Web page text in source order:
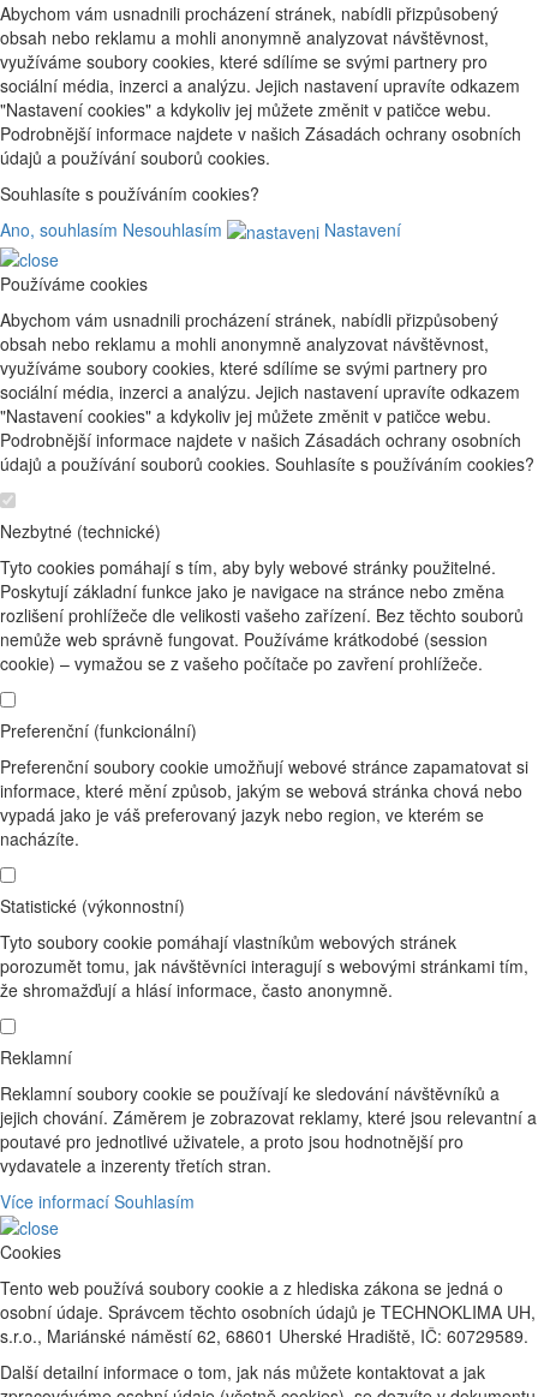
Abychom vám usnadnili procházení stránek, nabídli přizpůsobený
obsah nebo reklamu a mohli anonymně analyzovat návštěvnost,
využíváme soubory cookies, které sdílíme se svými partnery pro
sociální média, inzerci a analýzu. Jejich nastavení upravíte odkazem
"Nastavení cookies" a kdykoliv jej můžete změnit v patičce webu.
Podrobnější informace najdete v našich Zásadách ochrany osobních
údajů a používání souborů cookies.
Souhlasíte s používáním cookies?
Ano, souhlasím Nesouhlasím Nastavení
Používáme cookies
Abychom vám usnadnili procházení stránek, nabídli přizpůsobený
obsah nebo reklamu a mohli anonymně analyzovat návštěvnost,
využíváme soubory cookies, které sdílíme se svými partnery pro
sociální média, inzerci a analýzu. Jejich nastavení upravíte odkazem
"Nastavení cookies" a kdykoliv jej můžete změnit v patičce webu.
Podrobnější informace najdete v našich Zásadách ochrany osobních
údajů a používání souborů cookies. Souhlasíte s používáním cookies?
Nezbytné (technické)
Tyto cookies pomáhají s tím, aby byly webové stránky použitelné.
Poskytují základní funkce jako je navigace na stránce nebo změna
rozlišení prohlížeče dle velikosti vašeho zařízení. Bez těchto souborů
nemůže web správně fungovat. Používáme krátkodobé (session
cookie) – vymažou se z vašeho počítače po zavření prohlížeče.
Preferenční (funkcionální)
Preferenční soubory cookie umožňují webové stránce zapamatovat si
informace, které mění způsob, jakým se webová stránka chová nebo
vypadá jako je váš preferovaný jazyk nebo region, ve kterém se
nacházíte.
Statistické (výkonnostní)
Tyto soubory cookie pomáhají vlastníkům webových stránek
porozumět tomu, jak návštěvníci interagují s webovými stránkami tím,
že shromažďují a hlásí informace, často anonymně.
Reklamní
Reklamní soubory cookie se používají ke sledování návštěvníků a
jejich chování. Záměrem je zobrazovat reklamy, které jsou relevantní a
poutavé pro jednotlivé uživatele, a proto jsou hodnotnější pro
vydavatele a inzerenty třetích stran.
Více informací Souhlasím
Cookies
Tento web používá soubory cookie a z hlediska zákona se jedná o
osobní údaje. Správcem těchto osobních údajů je TECHNOKLIMA UH,
s.r.o., Mariánské náměstí 62, 68601 Uherské Hradiště, IČ: 60729589.
Další detailní informace o tom, jak nás můžete kontaktovat a jak